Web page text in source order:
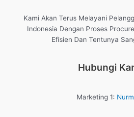
Kami Akan Terus Melayani
Indonesia Dengan Proses
Efisien Dan Tentunya
Hubungi
Marketing 1: